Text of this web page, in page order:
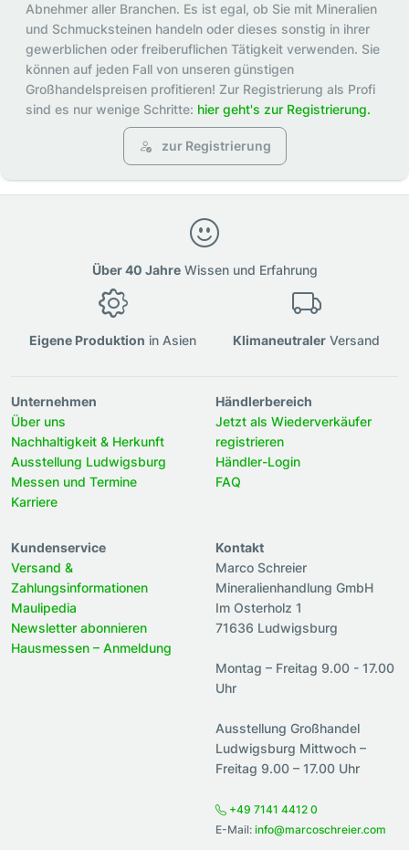
Abnehmer aller Branchen. Es ist egal, ob Sie mit Mineralien
und Schmucksteinen handeln oder dieses sonstig in ihrer
gewerblichen oder freiberuflichen Tätigkeit verwenden. Sie
können auf jeden Fall von unseren günstigen
Großhandelspreisen profitieren! Zur Registrierung als Profi
sind es nur wenige Schritte: hier geht's zur Registrierung.
zur Registrierung
Über 40 JahreWissen und Erfahrung
Eigene Produktion in Asien Klimaneutraler Versand
Unternehmen
Über uns
Nachhaltigkeit & Herkunft
Ausstellung Ludwigsburg
Messen und Termine
Karriere
Händlerbereich
Jetzt als Wiederverkäufer
registrieren
Händler-Login
FAQ
Kundenservice
Versand &
Zahlungsinformationen
Maulipedia
Newsletter abonnieren
Hausmessen – Anmeldung
Kontakt
Marco Schreier
Mineralienhandlung GmbH
Im Osterholz 1
71636 Ludwigsburg
Montag – Freitag 9.00 - 17.00
Uhr
Ausstellung Großhandel
Ludwigsburg Mittwoch –
Freitag 9.00 – 17.00 Uhr
+49 7141 4412 0
E-Mail: info@marcoschreier.com